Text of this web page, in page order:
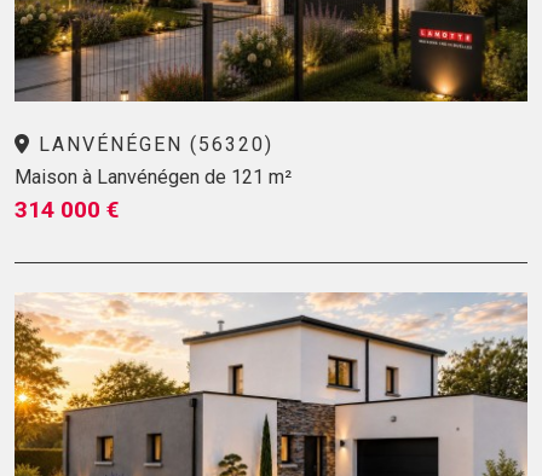
LANVÉNÉGEN (56320)
Maison à Lanvénégen de 121 m²
314 000 €